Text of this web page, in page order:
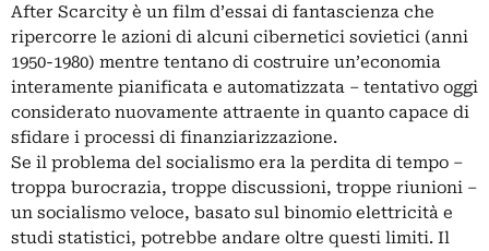
After Scarcity è un film d’essai di fantascienza che
ripercorre le azioni di alcuni cibernetici sovietici (anni
1950-1980) mentre tentano di costruire un’economia
interamente pianificata e automatizzata – tentativo oggi
considerato nuovamente attraente in quanto capace di
sfidare i processi di finanziarizzazione.
Se il problema del socialismo era la perdita di tempo –
troppa burocrazia, troppe discussioni, troppe riunioni –
un socialismo veloce, basato sul binomio elettricità e
studi statistici, potrebbe andare oltre questi limiti. Il